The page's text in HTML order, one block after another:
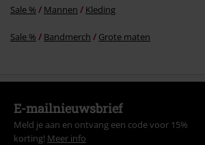
Sale % Mannen Kleding
Sale % Bandmerch Grote maten
E-mailnieuwsbrief
Meld je aan en ontvang een code voor 15%
korting! Meer info